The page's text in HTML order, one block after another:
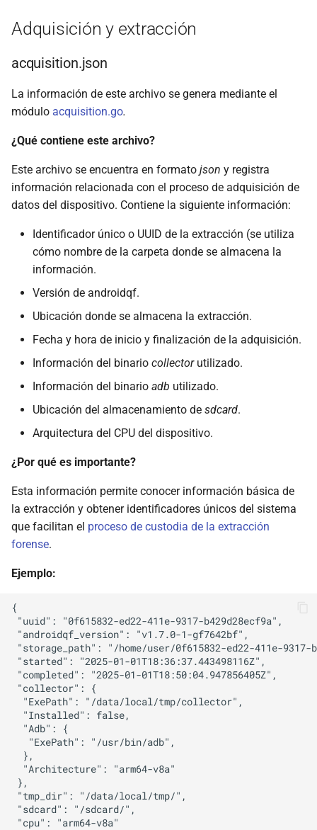
Adquisición y extracción
acquisition.json
La información de este archivo se genera mediante el
módulo acquisition.go.
¿Qué contiene este archivo?
Este archivo se encuentra en formato json y registra
información relacionada con el proceso de adquisición de
datos del dispositivo. Contiene la siguiente información:
Identificador único o UUID de la extracción (se utiliza
cómo nombre de la carpeta donde se almacena la
información.
Versión de androidqf.
Ubicación donde se almacena la extracción.
Fecha y hora de inicio y finalización de la adquisición.
Información del binario collectorutilizado.
Información del binario adb utilizado.
Ubicación del almacenamiento de sdcard.
Arquitectura del CPU del dispositivo.
¿Por qué es importante?
Esta información permite conocer información básica de
la extracción y obtener identificadores únicos del sistema
que facilitan el proceso de custodia de la extracción
forense.
Ejemplo:
{
"uuid": "0f615832-ed22-411e-9317-b429d28ecf9a",
"androidqf_version": "v1.7.0-1-gf7642bf",
"storage_path": "/home/user/0f615832-ed22-411e-9317-
"started": "2025-01-01T18:36:37.443498116Z",
"completed": "2025-01-01T18:50:04.947856405Z",
"collector": {
  "ExePath": "/data/local/tmp/collector",
  "Installed": false,
  "Adb": {
   "ExePath": "/usr/bin/adb",
  },
  "Architecture": "arm64-v8a"
},
"tmp_dir": "/data/local/tmp/",
"sdcard": "/sdcard/",
"cpu": "arm64-v8a"